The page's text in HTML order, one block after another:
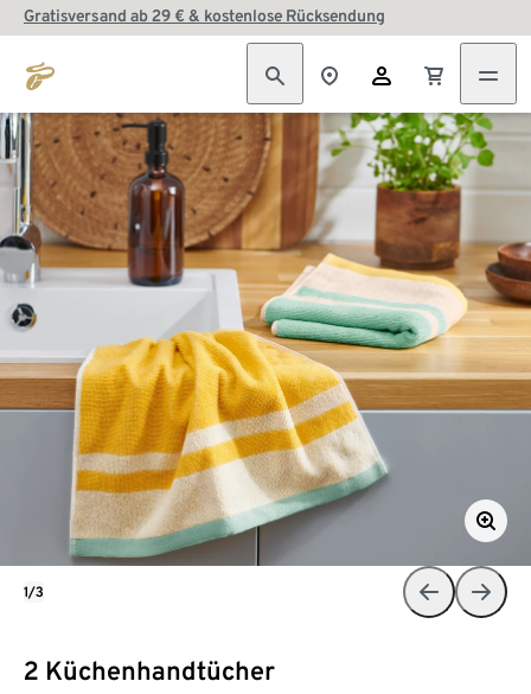
Gratisversand ab 29 € & kostenlose Rücksendung
2 Küchenhandtücher
1/3